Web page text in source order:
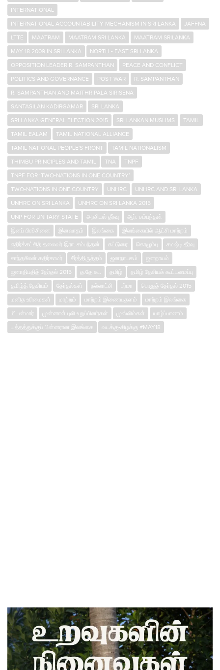
INTERNATIONAL
INTERNATIONAL ACCOUNTABILITY MECHANISM IN SRI LANKA
JAFFNA
LTTE
MAATRAM MAATRAM SRI LANKA
MAATRAM SRILANKA
MAY 18 2009 IN SRI LANKA
NORTH - EAST SRI LANKA
OPPOSITION LEADER R. SAMPANTHAN
PEACE AND CONFLICT
POLITICS AND GOVERNANCE
POST WAR
R. SAMPANTHAN
R. SAMPANTHAN AND MAITHRIPALA SIRISENA
SANTASILAN KADIRGAMAR
SRI LANKA
SRI LANKA GENERAL ELECTION 2015
SRI LANKAN MUSLIMS
TAMIL
TAMIL EALAM
TAMIL NATIONAL ALLIANCE
TAMIL NATIONAL PEOPLE'S FRONT
TAMIL NATIONALISM
THIMBU PRINCIPLES AND TAMIL
TNA
TNPF
TNPF FOR ‘TWO-NATIONS IN ONE COUNTRY’
TWO-NATIONS IN ONE COUNTRY
UNHRC
UNHRC AND SRI LANKA
UNHRC ON SRI LANKA
UNHRC ON SRI LANKA 2015
UNP FOR UNITARY STATE
அரசியல் தீர்வு
ஆர். சம்பந்தன்
இனப் பிரச்சினை
இனவாதம் இலங்கை
இலங்கையில் ஆட்சி மாற்றம்
எதிர்க்கட்சித் தலைவர் இரா. சம்பந்தன்
கட்டுரை கொழும்பு
சமஷ்டி தீர்வு
சாந்த‌சீலன் கதிர்காமர்
சீர்த்திருத்தம் ஜனநாயகம்
ஜனநாயம்
ஜனாதிபதித் தேர்தல் 2015
த.தே.கூ. தமிழ்
தமிழ் தேசியக் கூட்டமைப்பு
தமிழ்த் தேசியம்
தேர்தல்கள் நல்லாட்சி பர்மா
பொதுத் தேர்தல் 2015
மனித உரிமைகள்
மாற்றம் மாற்றம் இணையதளம்
மாற்றம் இலங்கை
மியன்மார்
முன்னாள் புலி உறுப்பினர்கள் முஸ்லிம்கள்
யாழ்ப்பாணம்
யுத்தத்துக்குப் பின்னரான இலங்கை
வடக்கு-கிழக்கு #MAY18